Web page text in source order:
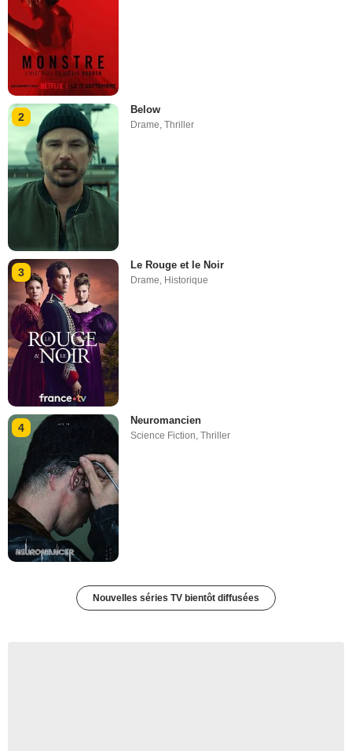
2
Below
Drame ,Thriller
3
Le Rouge et le Noir
Drame, Historique
4
Neuromancien
Science Fiction,Thriller
Nouvelles séries TV bientôt diffusées